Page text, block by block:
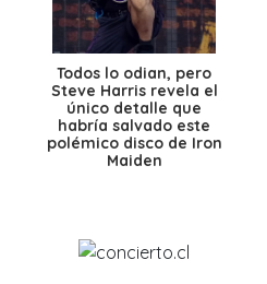
Todos lo odian, pero
Steve Harris revela el
único detalle que
habría salvado este
polémico disco de Iron
Maiden